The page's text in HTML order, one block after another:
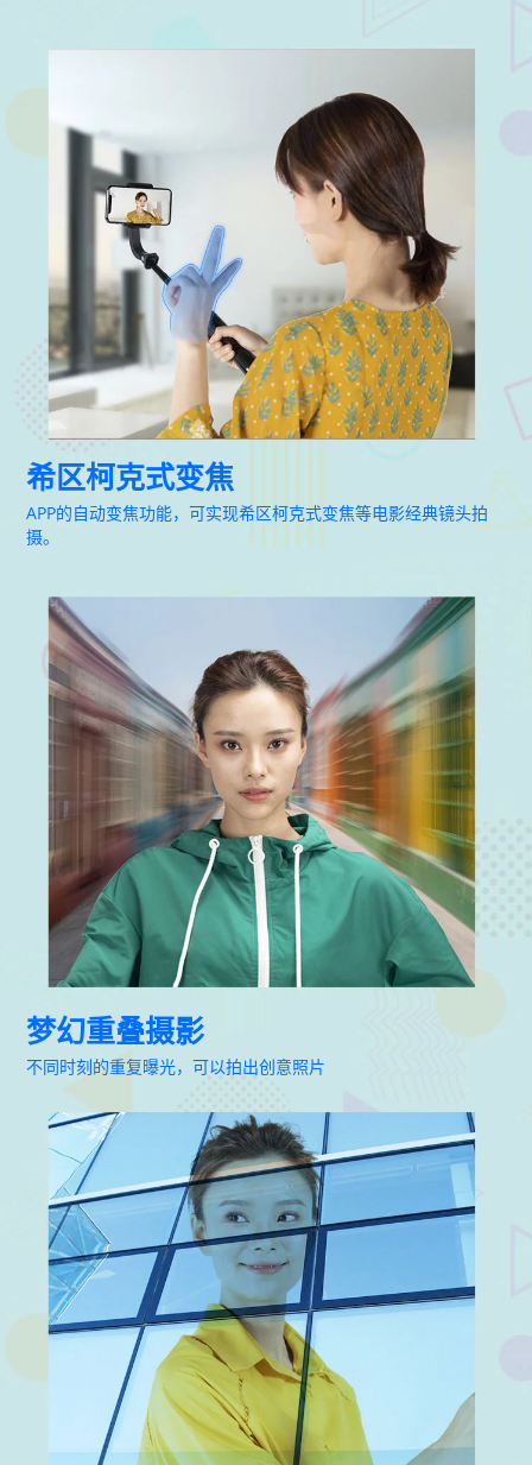
希区柯克式变焦
APP的自动变焦功能，可实现希区柯克式变焦等电影经典镜头拍
摄。
梦幻重叠摄影
不同时刻的重复曝光，可以拍出创意照片